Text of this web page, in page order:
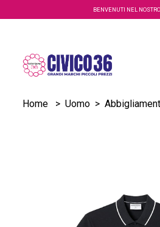
Salta al contenuto principale
BENVENUTI NEL
Home > Uomo >